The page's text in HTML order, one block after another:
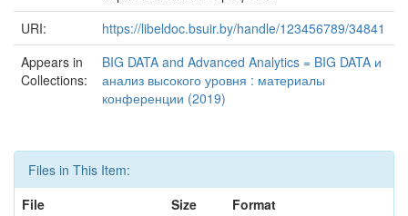
URI:
https://libeldoc.bsuir.by/handle/123456789/34841
Appears in
Collections:
BIG DATA and Advanced Analytics = BIG DATA и
анализ высокого уровня : материалы
конференции (2019)
Files in This Item:
File
Size Format